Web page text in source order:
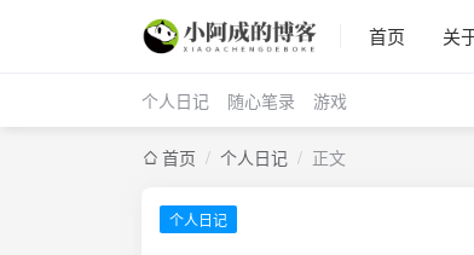
首页 关
个人日记 随心笔录 游戏
首页 / 个人日记 / 正文
个人日记